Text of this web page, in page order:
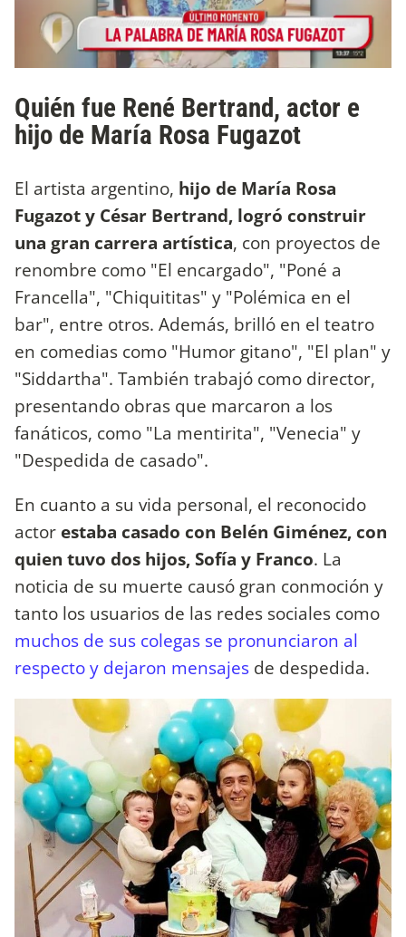
Quién fue René Bertrand, actor e
hijo de María Rosa Fugazot
El artista argentino, hijo de María Rosa
Fugazot y César Bertrand, logró construir
una gran carrera artística, con proyectos de
renombre como "El encargado", "Poné a
Francella", "Chiquititas" y "Polémica en el
bar", entre otros. Además, brilló en el teatro
en comedias como "Humor gitano", "El plan" y
"Siddartha". También trabajó como director,
presentando obras que marcaron a los
fanáticos, como "La mentirita", "Venecia" y
"Despedida de casado".
En cuanto a su vida personal, el reconocido
actor estaba casado con Belén Giménez, con
quien tuvo dos hijos, Sofía y Franco. La
noticia de su muerte causó gran conmoción y
tanto los usuarios de las redes sociales como
muchos de sus colegas se pronunciaron al
respecto y dejaron mensajes de despedida.